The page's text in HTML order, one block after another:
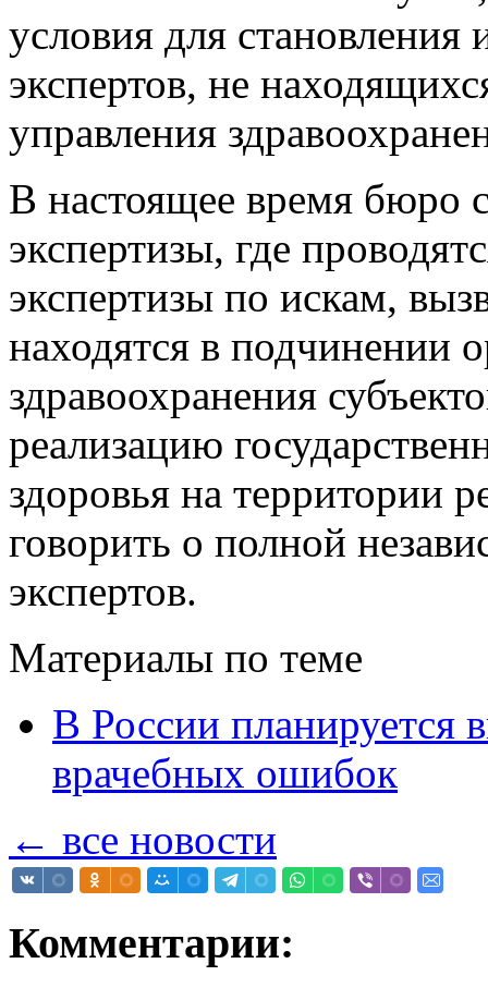
условия для становления
экспертов, не
управления
В настоящее время бюро
экспертизы, где
экспертизы по искам,
находятся в подчинении
здравоохранения
реализацию
здоровья на территории
говорить о полной
экспертов.
Материалы по теме
В России планируется
врачебных ошибок
← все новости
Комментарии: